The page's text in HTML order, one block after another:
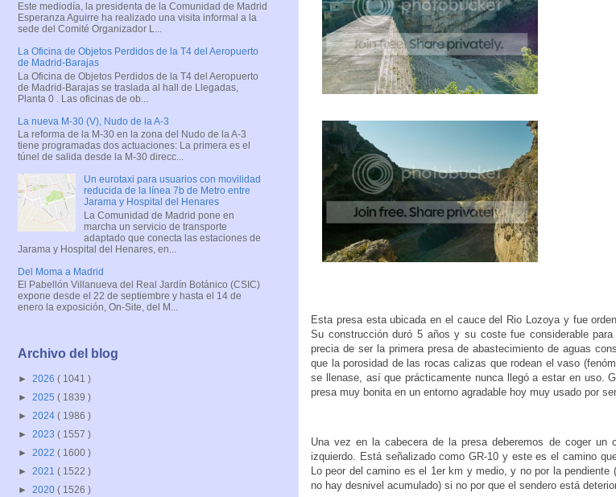
Esta presa esta ubicada en el cauce del Rio Lozoya y fue
Su construcción duró 5 años y su coste fue considerable
precia de ser la primera presa de abastecimiento de aguas
que la porosidad de las rocas calizas que rodean el vaso
se llenase, así que prácticamente nunca llegó a estar en uso.
presa muy bonita en un entorno agradable hoy muy usado por
Una vez en la cabecera de la presa deberemos de coger un
izquierdo. Está señalizado como GR-10 y este es el camino
Lo peor del camino es el 1er km y medio, y no por la
no hay desnivel acumulado) si no por que el sendero está
Este mediodía, la presidenta de la Comunidad de Madrid
Esperanza Aguirre ha realizado una visita informal a la
sede del Comité Organizador L...
La Oficina de Objetos Perdidos de la T4 del Aeropuerto
de Madrid-Barajas
La Oficina de Objetos Perdidos de la T4 del Aeropuerto
de Madrid-Barajas se traslada al hall de Llegadas,
Planta 0 . Las oficinas de ob...
La nueva M-30 (V), Nudo de la A-3
La reforma de la M-30 en la zona del Nudo de la A-3
tiene programadas dos actuaciones: La primera es el
túnel de salida desde la M-30 direcc...
Un eurotaxi para usuarios con movilidad
reducida de la línea 7b de Metro entre
Jarama y Hospital del Henares
La Comunidad de Madrid pone en
marcha un servicio de transporte
adaptado que conecta las estaciones de
Jarama y Hospital del Henares, en...
Del Moma a Madrid
El Pabellón Villanueva del Real Jardín Botánico (CSIC)
expone desde el 22 de septiembre y hasta el 14 de
enero la exposición, On-Site, del M...
Archivo del blog
► 2026 ( 1041 )
► 2025 ( 1839 )
► 2024 ( 1986 )
► 2023 ( 1557 )
► 2022 ( 1600 )
► 2021 ( 1522 )
► 2020 ( 1526 )